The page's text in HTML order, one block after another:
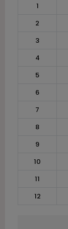
1
2
3
4
5
6
7
8
9
10
11
12